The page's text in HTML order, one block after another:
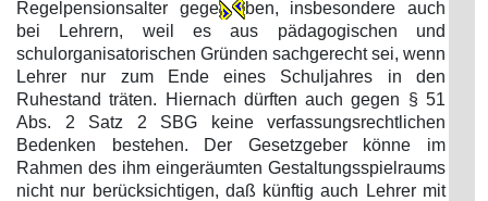
Regelpensionsalter gege
ben, insbesondere auch
bei Lehrern, weil es aus pädagogischen und
schulorganisatorischen Gründen sachgerecht sei, wenn
Lehrer nur zum Ende eines Schuljahres in den
Ruhestand träten. Hiernach dürften auch gegen § 51
Abs. 2 Satz 2 SBG keine verfassungsrechtlichen
Bedenken bestehen. Der Gesetzgeber könne im
Rahmen des ihm eingeräumten Gestaltungsspielraums
nicht nur berücksichtigen, daß künftig auch Lehrer mit